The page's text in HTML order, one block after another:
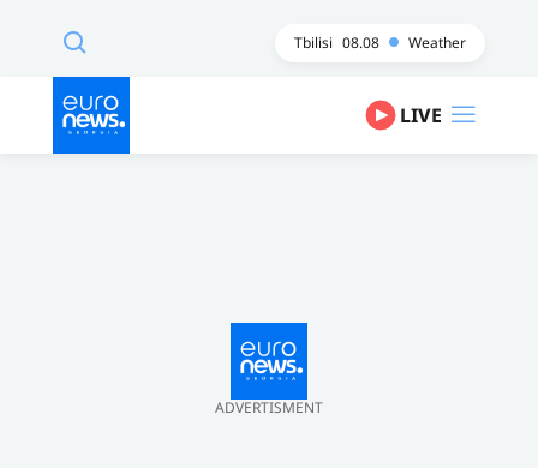
Tbilisi 08.08 Weather
LIVE
ADVERTISMENT